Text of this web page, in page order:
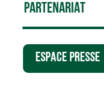
PARTENARIAT
ESPACE PRESSE